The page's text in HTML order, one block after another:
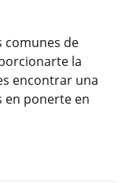
comunes de
la
encontrar una
en ponerte en